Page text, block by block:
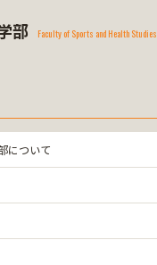
部 Faculty of Sports and Health Studies
について